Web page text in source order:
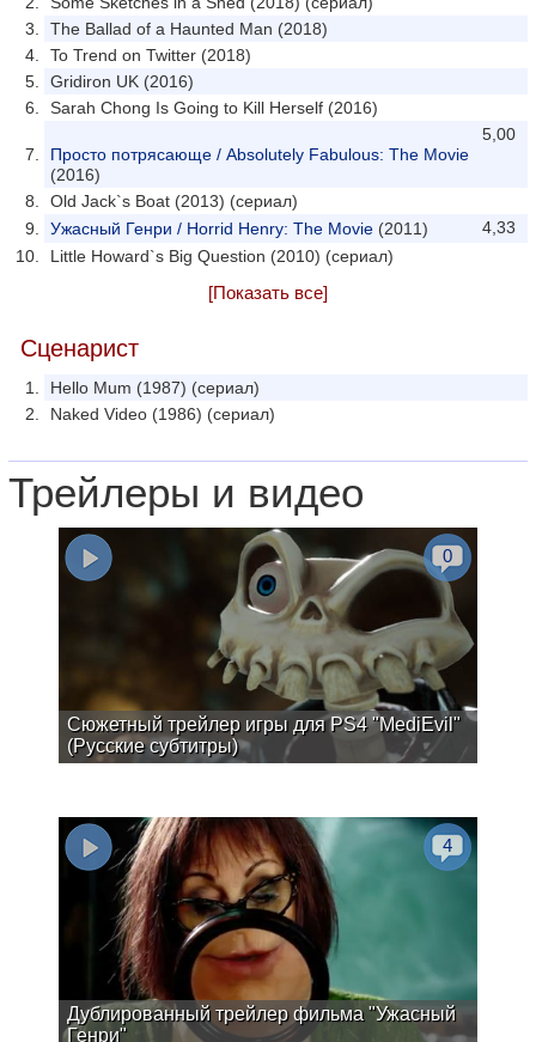
The Ballad of a Haunted Man (2018)
To Trend on Twitter (2018)
Gridiron UK (2016)
Sarah Chong Is Going to Kill Herself (2016)
5,00
Просто потрясающе / Absolutely Fabulous: The Movie
(2016)
Old Jack`s Boat (2013) (сериал)
4,33
Ужасный Генри / Horrid Henry: The Movie (2011)
Little Howard`s Big Question (2010) (сериал)
[Показать все]
Сценарист
Hello Mum (1987) (сериал)
Naked Video (1986) (сериал)
Трейлеры и видео
Сюжетный трейлер игры для PS4 "MediEvil"
(Русские субтитры)
0
Дублированный трейлер фильма "Ужасный
Генри"
4